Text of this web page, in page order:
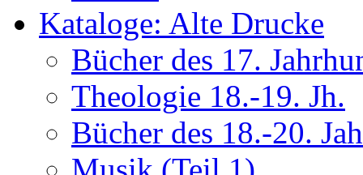
Kataloge: Alte Drucke
Bücher des 17.
Theologie 18.-19. Jh.
Bücher des 18.-20.